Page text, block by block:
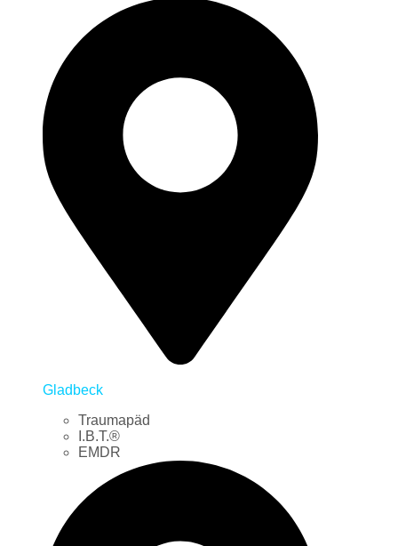
Gladbeck
Traumapäd
I.B.T.®
EMDR